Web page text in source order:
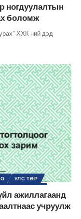
ногдуулалтын
боломж
ХХК ний дэд
УЛС ТӨР
ажиллагаанд
учруулж